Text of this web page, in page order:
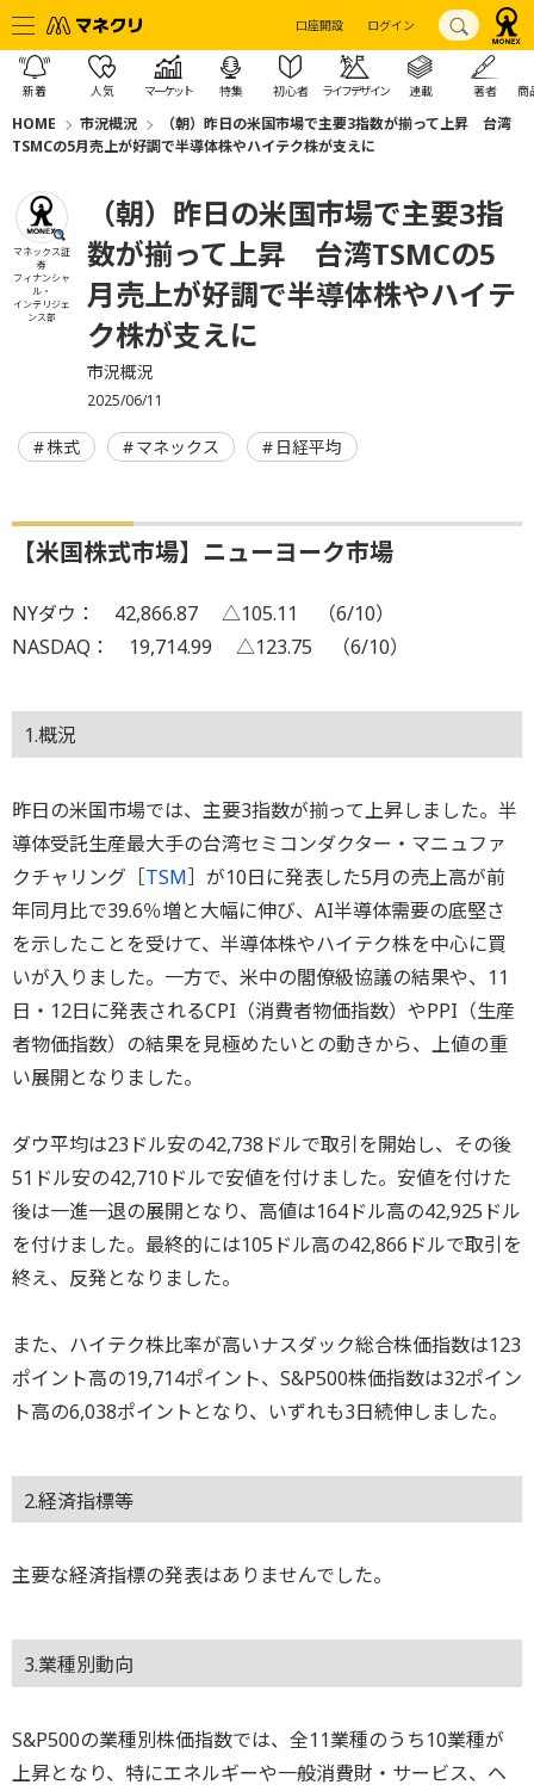
口座開設 ログイン
新着 人気 マーケット 特集 初心者 ライフデザイン 連載 著者 商
HOME 市況概況
（朝）昨日の米国市場で主要3指数が揃って上昇 台湾
TSMCの5月売上が好調で半導体株やハイテク株が支えに
マネックス証
券
フィナンシャ
ル・
インテリジェ
ンス部
（朝）昨日の米国市場で主要3指
数が揃って上昇 台湾TSMCの5
月売上が好調で半導体株やハイテ
ク株が支えに
市況概況
2025/06/11
株式 マネックス 日経平均
【米国株式市場】ニューヨーク市場
NYダウ： 42,866.87 △105.11 （6/10）
NASDAQ： 19,714.99 △123.75 （6/10）
1.概況
昨日の米国市場では、主要3指数が揃って上昇しました。半
導体受託生産最大手の台湾セミコンダクター・マニュファ
クチャリング［TSM］が10日に発表した5月の売上高が前
年同月比で39.6％増と大幅に伸び、AI半導体需要の底堅さ
を示したことを受けて、半導体株やハイテク株を中心に買
いが入りました。一方で、米中の閣僚級協議の結果や、11
日・12日に発表されるCPI（消費者物価指数）やPPI（生産
者物価指数）の結果を見極めたいとの動きから、上値の重
い展開となりました。
ダウ平均は23ドル安の42,738ドルで取引を開始し、その後
51ドル安の42,710ドルで安値を付けました。安値を付けた
後は一進一退の展開となり、高値は164ドル高の42,925ドル
を付けました。最終的には105ドル高の42,866ドルで取引を
終え、反発となりました。
また、ハイテク株比率が高いナスダック総合株価指数は123
ポイント高の19,714ポイント、S&P500株価指数は32ポイン
ト高の6,038ポイントとなり、いずれも3日続伸しました。
2.経済指標等
主要な経済指標の発表はありませんでした。
3.業種別動向
S&P500の業種別株価指数では、全11業種のうち10業種が
上昇となり、特にエネルギーや一般消費財・サービス、ヘ